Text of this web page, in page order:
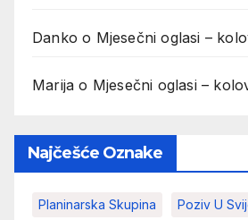
Danko o Mjesečni oglasi –
Marija o Mjesečni oglasi –
Najčešće Oznake
Planinarska Skupina Poziv U